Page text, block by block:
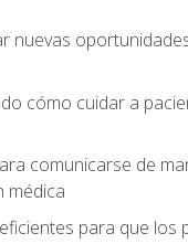
nuevas
cómo cuidar a
comunicarse de
médica
para que los